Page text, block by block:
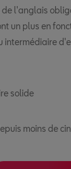
de l'anglais
un plus en
intermédiaire
solide
moins de